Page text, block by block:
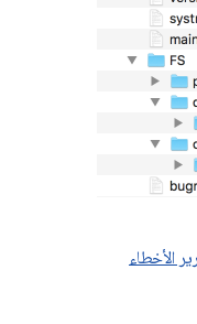
الأخطاء